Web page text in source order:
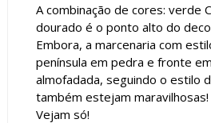
A combinação de cores: verde
dourado é o ponto alto do
Embora, a marcenaria com
península em pedra e fronte
almofadada, seguindo o estilo
também estejam maravilhosas!
Vejam só!